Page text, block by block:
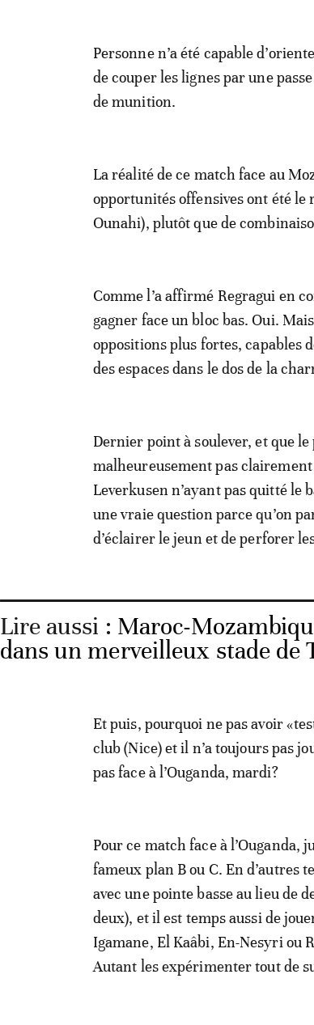
Personne n’a été capable
de couper les lignes par une
de munition.
La réalité de ce match face au
opportunités offensives ont été
Ounahi), plutôt que de
Comme l’a affirmé Regragui en
gagner face un bloc bas. Oui.
oppositions plus fortes, capables
des espaces dans le dos de la
Dernier point à soulever, et que
malheureusement pas
Leverkusen n’ayant pas quitté le
une vraie question parce qu’on
d’éclairer le jeun et de perforer
Lire aussi : Maroc-
dans un merveilleux stade de
Et puis, pourquoi ne pas avoir
club (Nice) et il n’a toujours pas
pas face à l’Ouganda, mardi?
Pour ce match face à
fameux plan B ou C. En d’autres
avec une pointe basse au lieu de
deux), et il est temps aussi de
Igamane, El Kaâbi, En-Nesyri ou
Autant les expérimenter tout de